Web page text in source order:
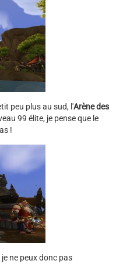
peu plus au sud, l'Arène des
99 élite, je pense que le
!
ne peux donc pas